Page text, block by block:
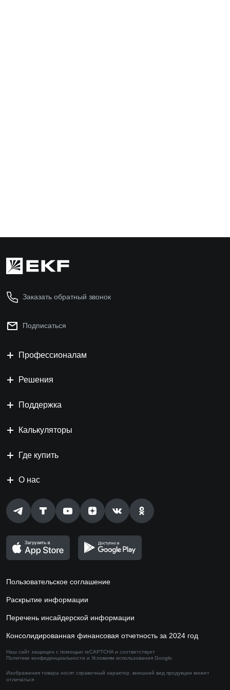
Заказать обратный звонок
Подписаться
Профессионалам
Решения
Поддержка
Калькуляторы
Где купить
О нас
Пользовательское соглашение
Раскрытие информации
Перечень инсайдерской информации
Консолидированная финансовая отчетность за 2024 год
Наш сайт защищен с помощью reCAPTCHA и соответствует
Политике конфиденциальности и Условиям использования Google.
Изображения товара носят справочный характер, внешний вид продукции может
отличаться